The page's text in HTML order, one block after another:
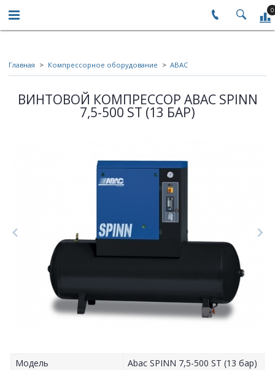
0
Главная Компрессорное оборудование ABAC
ВИНТОВОЙ КОМПРЕССОР ABAC SPINN
7,5-500 ST (13 БАР)
Модель
Abac SPINN 7,5-500 ST (13 бар)